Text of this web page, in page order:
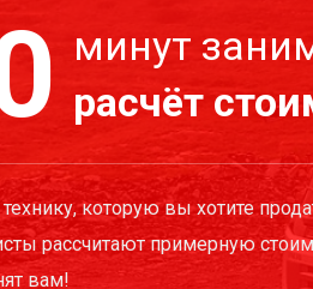
минут
расчёт
которую вы хотите
рассчитают примерную
вам!